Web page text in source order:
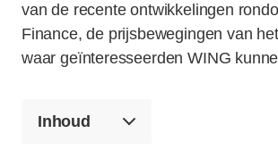
van de recente ontwikkelingen
Finance, de prijsbewegingen van
waar geïnteresseerden WING
Inhoud